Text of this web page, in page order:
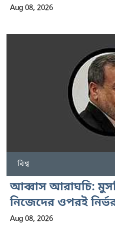
Aug 08, 2026
বিশ্ব
আব্বাস আরাঘচি:
নিজেদের ওপরই
Aug 08, 2026